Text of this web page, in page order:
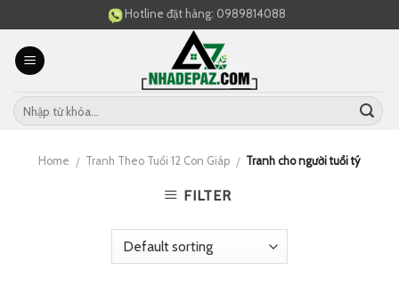
to
content
Hotline đặt hàng: 0989814088
Home / Tranh Theo Tuổi 12 Con Giáp / Tranh cho người tuổi tý
FILTER